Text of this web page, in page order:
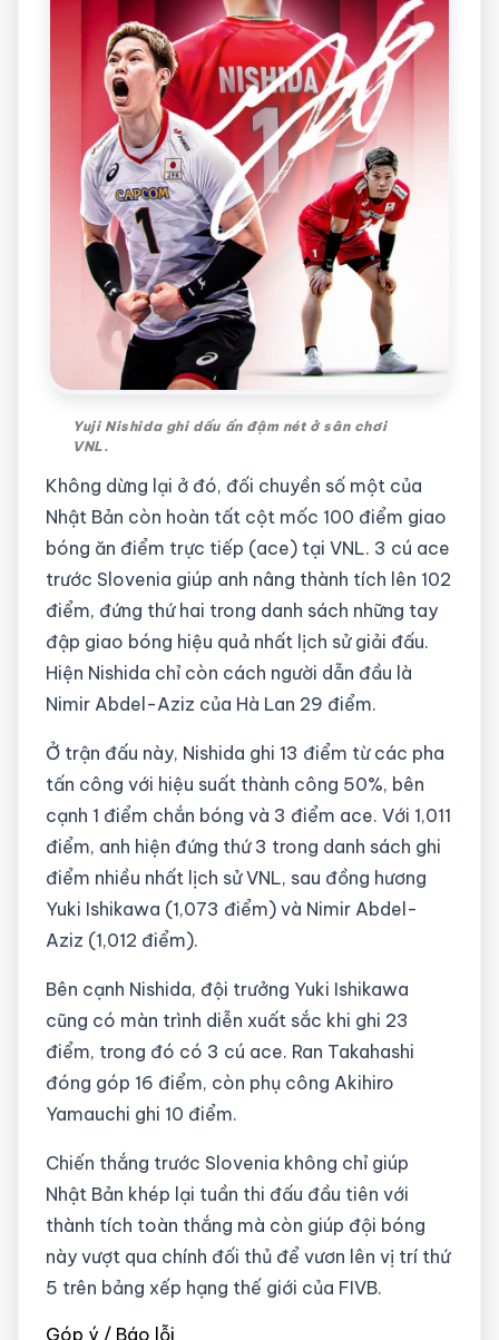
Yuji Nishida ghi dấu ấn đậm nét ở sân chơi
VNL.
Không dừng lại ở đó, đối chuyền số một của
Nhật Bản còn hoàn tất cột mốc 100 điểm giao
bóng ăn điểm trực tiếp (ace) tại VNL. 3 cú ace
trước Slovenia giúp anh nâng thành tích lên 102
điểm, đứng thứ hai trong danh sách những tay
đập giao bóng hiệu quả nhất lịch sử giải đấu.
Hiện Nishida chỉ còn cách người dẫn đầu là
Nimir Abdel-Aziz của Hà Lan 29 điểm.
Ở trận đấu này, Nishida ghi 13 điểm từ các pha
tấn công với hiệu suất thành công 50%, bên
cạnh 1 điểm chắn bóng và 3 điểm ace. Với 1,011
điểm, anh hiện đứng thứ 3 trong danh sách ghi
điểm nhiều nhất lịch sử VNL, sau đồng hương
Yuki Ishikawa (1,073 điểm) và Nimir Abdel-
Aziz (1,012 điểm).
Bên cạnh Nishida, đội trưởng Yuki Ishikawa
cũng có màn trình diễn xuất sắc khi ghi 23
điểm, trong đó có 3 cú ace. Ran Takahashi
đóng góp 16 điểm, còn phụ công Akihiro
Yamauchi ghi 10 điểm.
Chiến thắng trước Slovenia không chỉ giúp
Nhật Bản khép lại tuần thi đấu đầu tiên với
thành tích toàn thắng mà còn giúp đội bóng
này vượt qua chính đối thủ để vươn lên vị trí thứ
5 trên bảng xếp hạng thế giới của FIVB.
Góp ý / Báo lỗi